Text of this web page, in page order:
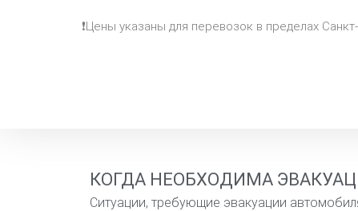
❗Цены указаны для перевозок в пределах
КОГДА НЕОБХОДИМА
Ситуации, требующие эвакуации